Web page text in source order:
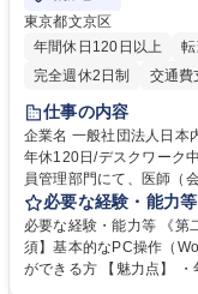
東京都文京区
年間休日120日以上
完全週休2日制
交通費
仕事の内容
企業名 一般社団法人日本内科学会 求人名 第二新卒歓
年休120日/デスクワーク中心で残業少なめ
員管理部門にて、医師（
テム入力、電話・FAX対
営事務局業務などにも幅広く携わ
入力業務】 ・医師（会員
・年会費の徴収管理や入
必要な経験・能力等
必要な経験・能力等 《第
須】基本的なPC操作（
ができる方 【魅力点】 ・年休120日以上に加え、9時～17時の「実働7時